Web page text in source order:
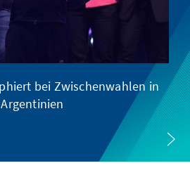
bei Zwischenwahlen in
Argentinien